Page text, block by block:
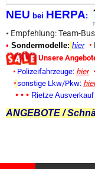
NEU bei HERPA:
• Empfehlung: Team-
• Sondermodelle: hier •
Unsere
• Polizeifahrzeuge: hier •
• sonstige Lkw/Pkw:
• • • Rietze
ANGEBOTE /